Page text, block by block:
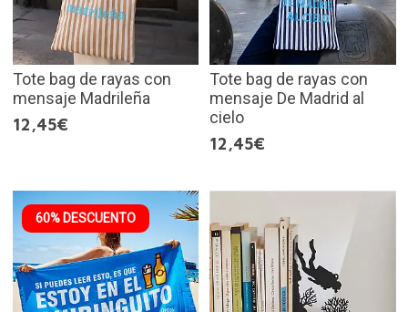
Tote bag de rayas con
mensaje Madrileña
12,45€
Tote bag de rayas con
mensaje De Madrid al
cielo
12,45€
60% DESCUENTO